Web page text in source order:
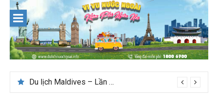
content
Du lịch Maldives – Lần đầu nên đi đâu, chơi gì?